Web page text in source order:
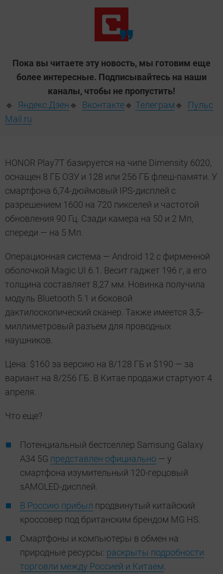
Пока вы читаете эту новость, мы готовим еще
более интересные. Подписывайтесь на наши
каналы, чтобы не пропустить!
🔹 Яндекс.Дзен 🔹 Вконтакте🔹 Телеграм 🔹 Пульс
Mail.ru
HONOR Play7T базируется на чипе Dimensity 6020,
оснащен 8 ГБ ОЗУ и 128 или 256 ГБ флеш-памяти. У
смартфона 6,74-дюймовый IPS-дисплей с
разрешением 1600 на 720 пикселей и частотой
обновления 90 Гц. Сзади камера на 50 и 2 Мп,
спереди — на 5 Мп.
Операционная система — Android 12 с фирменной
оболочкой Magic UI 6.1. Весит гаджет 196 г, а его
толщина составляет 8,27 мм. Новинка получила
модуль Bluetooth 5.1 и боковой
дактилоскопический сканер. Также имеется 3,5-
миллиметровый разъем для проводных
наушников.
Цена: $160 за версию на 8/128 ГБ и $190 — за
вариант на 8/256 ГБ. В Китае продажи стартуют 4
апреля.
Что еще?
Потенциальный бестселлер Samsung Galaxy
A34 5G представлен официально — у
смартфона изумительный 120-герцовый
sAMOLED-дисплей.
В Россию прибыл продвинутый китайский
кроссовер под британским брендом MG HS.
Смартфоны и компьютеры в обмен на
природные ресурсы: раскрыты подробности
торговли между Россией и Китаем